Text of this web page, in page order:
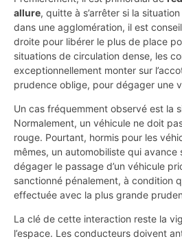
allure, quitte à s’arrêter si la
dans une agglomération, il est
droite pour libérer le plus de place
situations de circulation dense, les
exceptionnellement monter sur
prudence oblige, pour dégager une
Un cas fréquemment observé est la
Normalement, un véhicule ne doit
rouge. Pourtant, hormis pour les
mêmes, un automobiliste qui avance
dégager le passage d’un véhicule
sanctionné pénalement, à condition
effectuée avec la plus grande
La clé de cette interaction reste la
l’espace. Les conducteurs doivent